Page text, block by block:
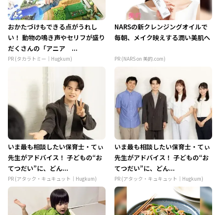
おかたづけもできる点がうれし
い！ 動物の鳴き声やセリフが盛り
だくさんの「アニア ...
PR (タカラトミー｜Hugkum)
NARSの新クレンジングオイルで
毎朝、メイク映えする潤い美肌へ
PR (NARS on 美的.com)
いま最も相談したい保育士・てぃ
先生がアドバイス！ 子どもの“お
てつだい”に、どん...
PR (アタック・キュキュット｜Hugkum)
いま最も相談したい保育士・てぃ
先生がアドバイス！ 子どもの“お
てつだい”に、どん...
PR (アタック・キュキュット｜Hugkum)